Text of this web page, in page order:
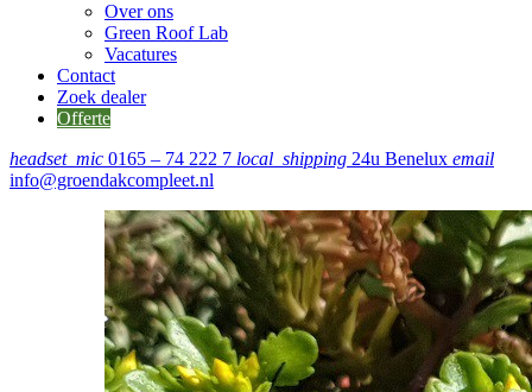
Over ons
Green Roof Lab
Vacatures
Contact
Zoek dealer
Offerte
headset_mic 0165 – 74 222 7 local_shipping 24u Benelux email
info@groendakcompleet.nl